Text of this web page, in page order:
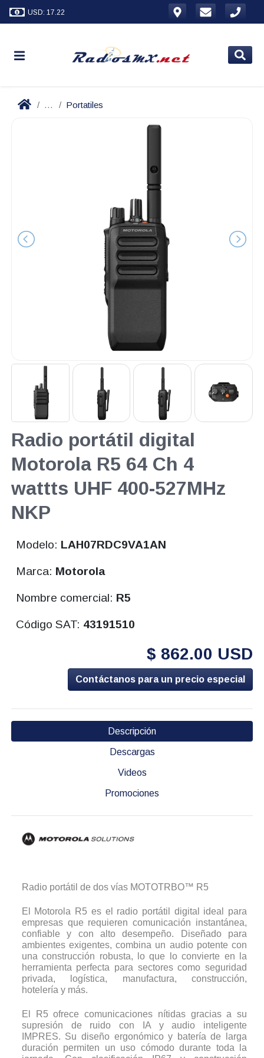
USD: 17.22
... Portatiles
Radio portátil digital
Motorola R5 64 Ch 4
wattts UHF 400-527MHz
NKP
Modelo: LAH07RDC9VA1AN
Marca: Motorola
Nombre comercial: R5
Código SAT: 43191510
$ 862.00 USD
Contáctanos para un precio especial
Descripción
Descargas
Videos
Promociones
Radio portátil de dos vías MOTOTRBO™ R5
El Motorola R5 es el radio portátil digital ideal para
empresas que requieren comunicación instantánea,
confiable y con alto desempeño. Diseñado para
ambientes exigentes, combina un audio potente con
una construcción robusta, lo que lo convierte en la
herramienta perfecta para sectores como seguridad
privada, logística, manufactura, construcción,
hotelería y más.
El R5 ofrece comunicaciones nítidas gracias a su
supresión de ruido con IA y audio inteligente
IMPRES. Su diseño ergonómico y batería de larga
duración permiten un uso cómodo durante toda la